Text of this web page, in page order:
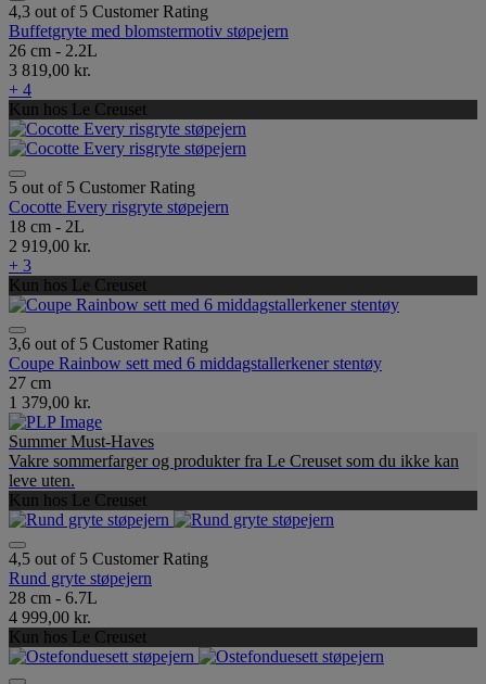
4,3 out of 5 Customer Rating
Buffetgryte med blomstermotiv støpejern
26 cm - 2.2L
3 819,00 kr.
+ 4
Kun hos Le Creuset
5 out of 5 Customer Rating
Cocotte Every risgryte støpejern
18 cm - 2L
2 919,00 kr.
+ 3
Kun hos Le Creuset
3,6 out of 5 Customer Rating
Coupe Rainbow sett med 6 middagstallerkener stentøy
27 cm
1 379,00 kr.
Summer Must-Haves
Vakre sommerfarger og produkter fra Le Creuset som du ikke kan
leve uten.
Kun hos Le Creuset
4,5 out of 5 Customer Rating
Rund gryte støpejern
28 cm - 6.7L
4 999,00 kr.
Kun hos Le Creuset